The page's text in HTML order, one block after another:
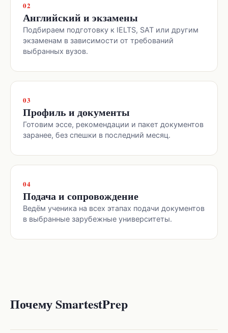
02
Английский и экзамены
Подбираем подготовку к IELTS, SAT или другим
экзаменам в зависимости от требований
выбранных вузов.
03
Профиль и документы
Готовим эссе, рекомендации и пакет документов
заранее, без спешки в последний месяц.
04
Подача и сопровождение
Ведём ученика на всех этапах подачи документов
в выбранные зарубежные университеты.
Почему SmartestPrep